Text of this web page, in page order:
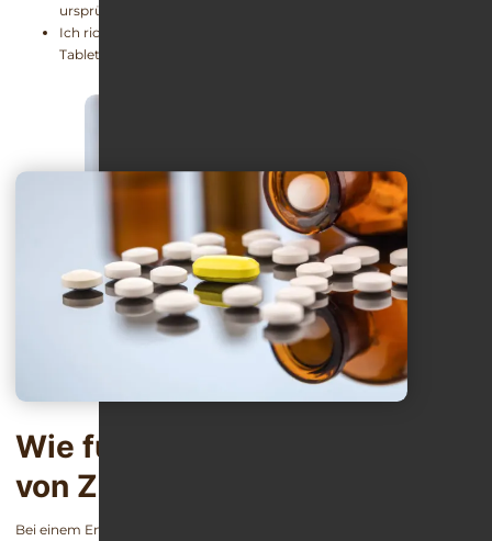
ursprünglichen Symptomatik und/oder innere Unruhe).
Ich richte meinen Tagesablauf zunehmend nach der
Tabletteneinnahme aus und plane um diese drum herum.
Wie funktioniert ein Entzug
von Zolpidem?
Bei einem Entzug von Zolpidem oder anderen suchtauslösenden